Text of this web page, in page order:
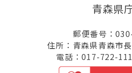
青森県
郵便番号：
住所：青森県青森市
電話：017-722-